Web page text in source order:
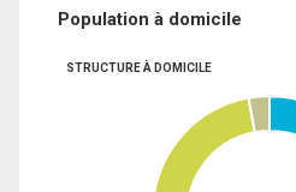
Population à domicile
STRUCTURE À DOMICILE